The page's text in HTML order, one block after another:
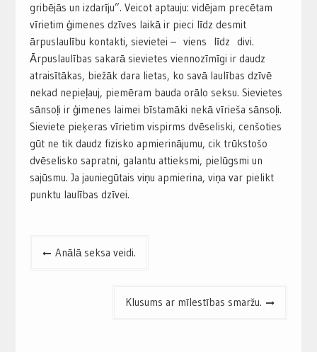
gribējās un izdarīju”. Veicot aptauju: vidējam precētam
vīrietim ģimenes dzīves laikā ir pieci līdz desmit
ārpuslaulību kontakti, sievietei – viens līdz divi.
Ārpuslaulības sakarā sievietes viennozīmīgi ir daudz
atraisītākas, biežāk dara lietas, ko savā laulības dzīvē
nekad nepieļauj, piemēram bauda orālo seksu. Sievietes
sānsoļi ir ģimenes laimei bīstamāki nekā vīrieša sānsoļi.
Sieviete pieķeras vīrietim vispirms dvēseliski, cenšoties
gūt ne tik daudz fizisko apmierinājumu, cik trūkstošo
dvēselisko sapratni, galantu attieksmi, pielūgsmi un
sajūsmu. Ja jauniegūtais viņu apmierina, viņa var pielikt
punktu laulības dzīvei.
Anālā seksa veidi.
Klusums ar mīlestības smaržu.